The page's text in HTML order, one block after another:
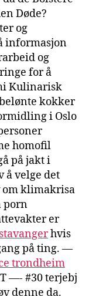
Døde?
og
informasjon
og
for å
Kulinarisk
kokker
i Oslo
homofil
på jakt i
å velge det
om klimakrisa
porn
er
hvis
på ting. —
trondheim
—- #30 terjebj
denne da.